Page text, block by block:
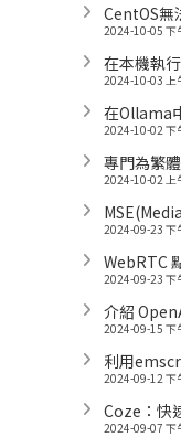
CentOS
2024-10-05 下
在本機執
2024-10-03 上
在Ollama
2024-10-02 下
專門為繁
2024-10-02 上
2024-09-23 下
WebRTC
2024-09-23 下
介紹
2024-09-15 下
利用
2024-09-12 下
Coze：快
2024-09-07 下